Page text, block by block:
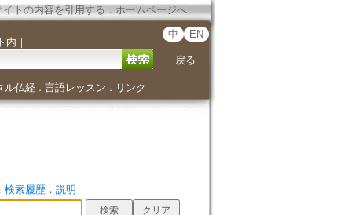
イトの内容を引用する ． ホームページへ
内 ｜
中 EN
戻る
ル仏経． 言語レッスン ． リンク
検索履歴． 説明